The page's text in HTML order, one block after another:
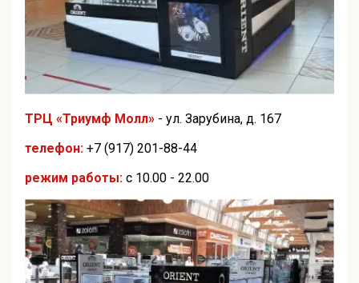
ТРЦ «Триумф Молл» - ул. Зарубина, д. 167
телефон: +7 (917) 201-88-44
режим работы: с 10.00 - 22.00